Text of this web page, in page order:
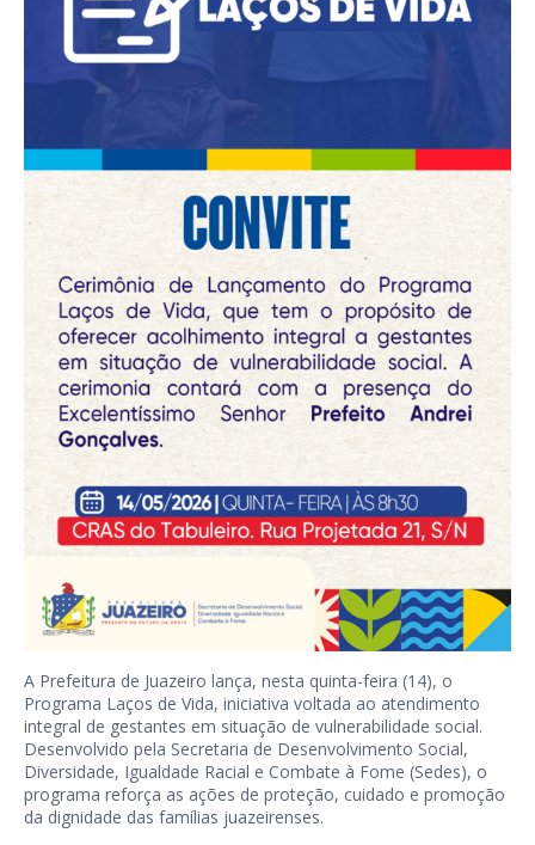
A Prefeitura de Juazeiro lança, nesta quinta-feira (14), o
Programa Laços de Vida, iniciativa voltada ao atendimento
integral de gestantes em situação de vulnerabilidade social.
Desenvolvido pela Secretaria de Desenvolvimento Social,
Diversidade, Igualdade Racial e Combate à Fome (Sedes), o
programa reforça as ações de proteção, cuidado e promoção
da dignidade das famílias juazeirenses.